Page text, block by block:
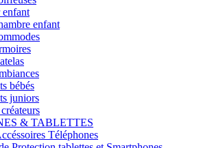
enfant
bébés
juniors
& TABLETTES
Téléphones